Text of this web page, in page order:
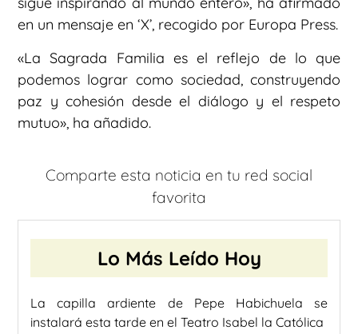
en un mensaje en ‘X’, recogido por Europa Press.
«La Sagrada Familia es el reflejo de lo que
podemos lograr como sociedad, construyendo
paz y cohesión desde el diálogo y el respeto
mutuo», ha añadido.
Comparte esta noticia en tu red social
favorita
Lo Más Leído Hoy
La capilla ardiente de Pepe Habichuela se
instalará esta tarde en el Teatro Isabel la Católica